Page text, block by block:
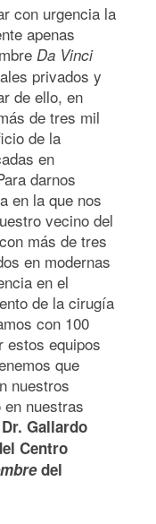
con urgencia la
apenas
Da Vinci
privados y
de ello, en
de tres mil
de la
en
darnos
en la que nos
vecino del
más de tres
en modernas
en el
de la cirugía
con 100
estos equipos
que
nuestros
nuestras
Dr. Gallardo
Centro
del